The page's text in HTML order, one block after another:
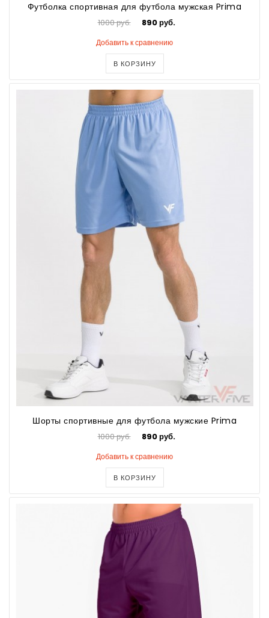
Футболка спортивная для футбола мужская Prima
1000 руб. 890 руб.
Добавить к сравнению
В КОРЗИНУ
Шорты спортивные для футбола мужские Prima
1000 руб. 890 руб.
Добавить к сравнению
В КОРЗИНУ